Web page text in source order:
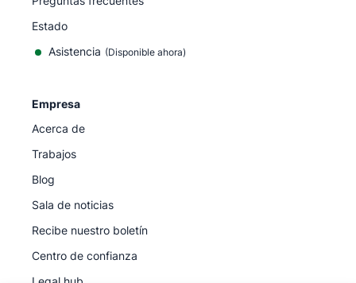
Estado
Asistencia (Disponible ahora)
Empresa
Acerca de
Trabajos
Blog
Sala de noticias
Recibe nuestro boletín
Centro de confianza